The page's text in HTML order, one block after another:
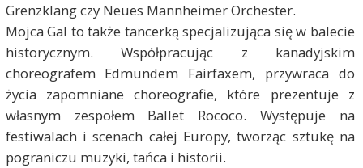
Grenzklang czy Neues Mannheimer Orchester.
Mojca Gal to także tancerką specjalizująca się w balecie
historycznym. Współpracując z kanadyjskim
choreografem Edmundem Fairfaxem, przywraca do
życia zapomniane choreografie, które prezentuje z
własnym zespołem Ballet Rococo. Występuje na
festiwalach i scenach całej Europy, tworząc sztukę na
pograniczu muzyki, tańca i historii.